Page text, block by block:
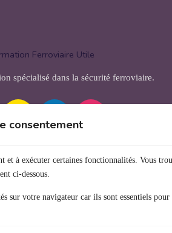
consentement
à exécuter certaines fonctionnalités. Vous
ci-dessous.
sur votre navigateur car ils sont essentiels
spécialisé dans la sécurité ferroviaire.
contacter
rue des Landelles